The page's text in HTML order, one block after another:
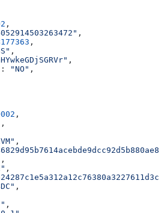
,
,
,
,
,
: "NO" ,
,
,
,
,
,
,
,